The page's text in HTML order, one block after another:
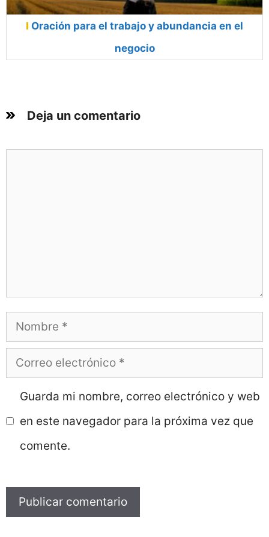
Oración para el trabajo y abundancia en el
negocio
Deja un comentario
Nombre
Correo
Guarda mi nombre, correo electrónico y web
en este navegador para la próxima vez que
comente.